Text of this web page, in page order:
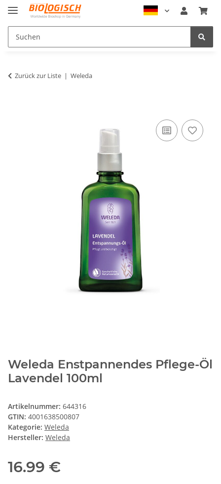
Zurück zur Liste Weleda
Weleda Enstpannendes Pflege-Öl
Lavendel 100ml
Artikelnummer: 644316
GTIN: 4001638500807
Kategorie: Weleda
Hersteller: Weleda
16.99 €